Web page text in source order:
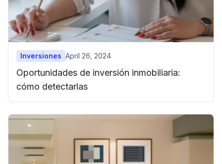
Inversiones April 26, 2024
Oportunidades de inversión inmobiliaria:
cómo detectarlas